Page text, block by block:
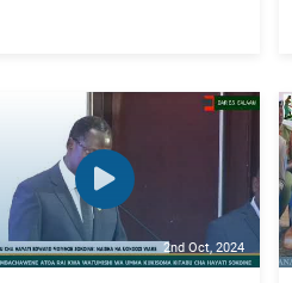
2nd Oct, 2024